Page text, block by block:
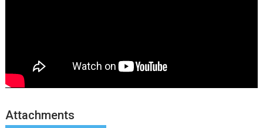
Attachments